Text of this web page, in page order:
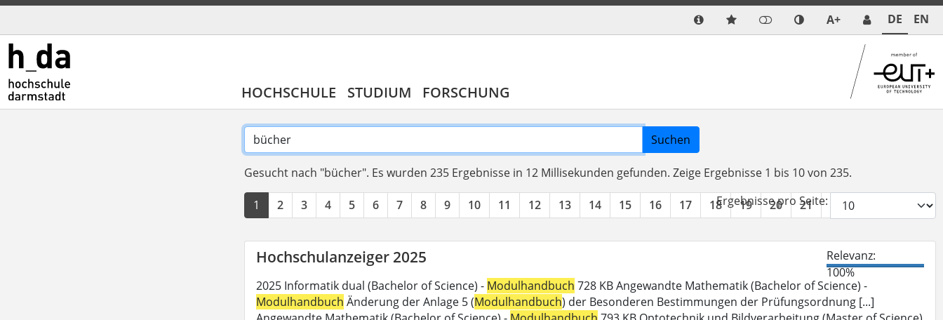
A+ DE EN
HOCHSCHULE STUDIUM FORSCHUNG
Suchen
Gesucht nach "bücher". Es wurden 235 Ergebnisse in 12 Millisekunden gefunden. Zeige Ergebnisse 1 bis 10 von 235.
1 2 3 4 5 6 7 8 9 10 11 12 13 14 15 16 17 18 19 20 21 »
Ergebnisse pro Seite:
Hochschulanzeiger 2025
Relevanz:
100%
2025 Informatik dual (Bachelor of Science) - Modulhandbuch 728 KB Angewandte Mathematik (Bachelor of Science) -
Modulhandbuch Änderung der Anlage 5 (Modulhandbuch) der Besonderen Bestimmungen der Prüfungsordnung [...]